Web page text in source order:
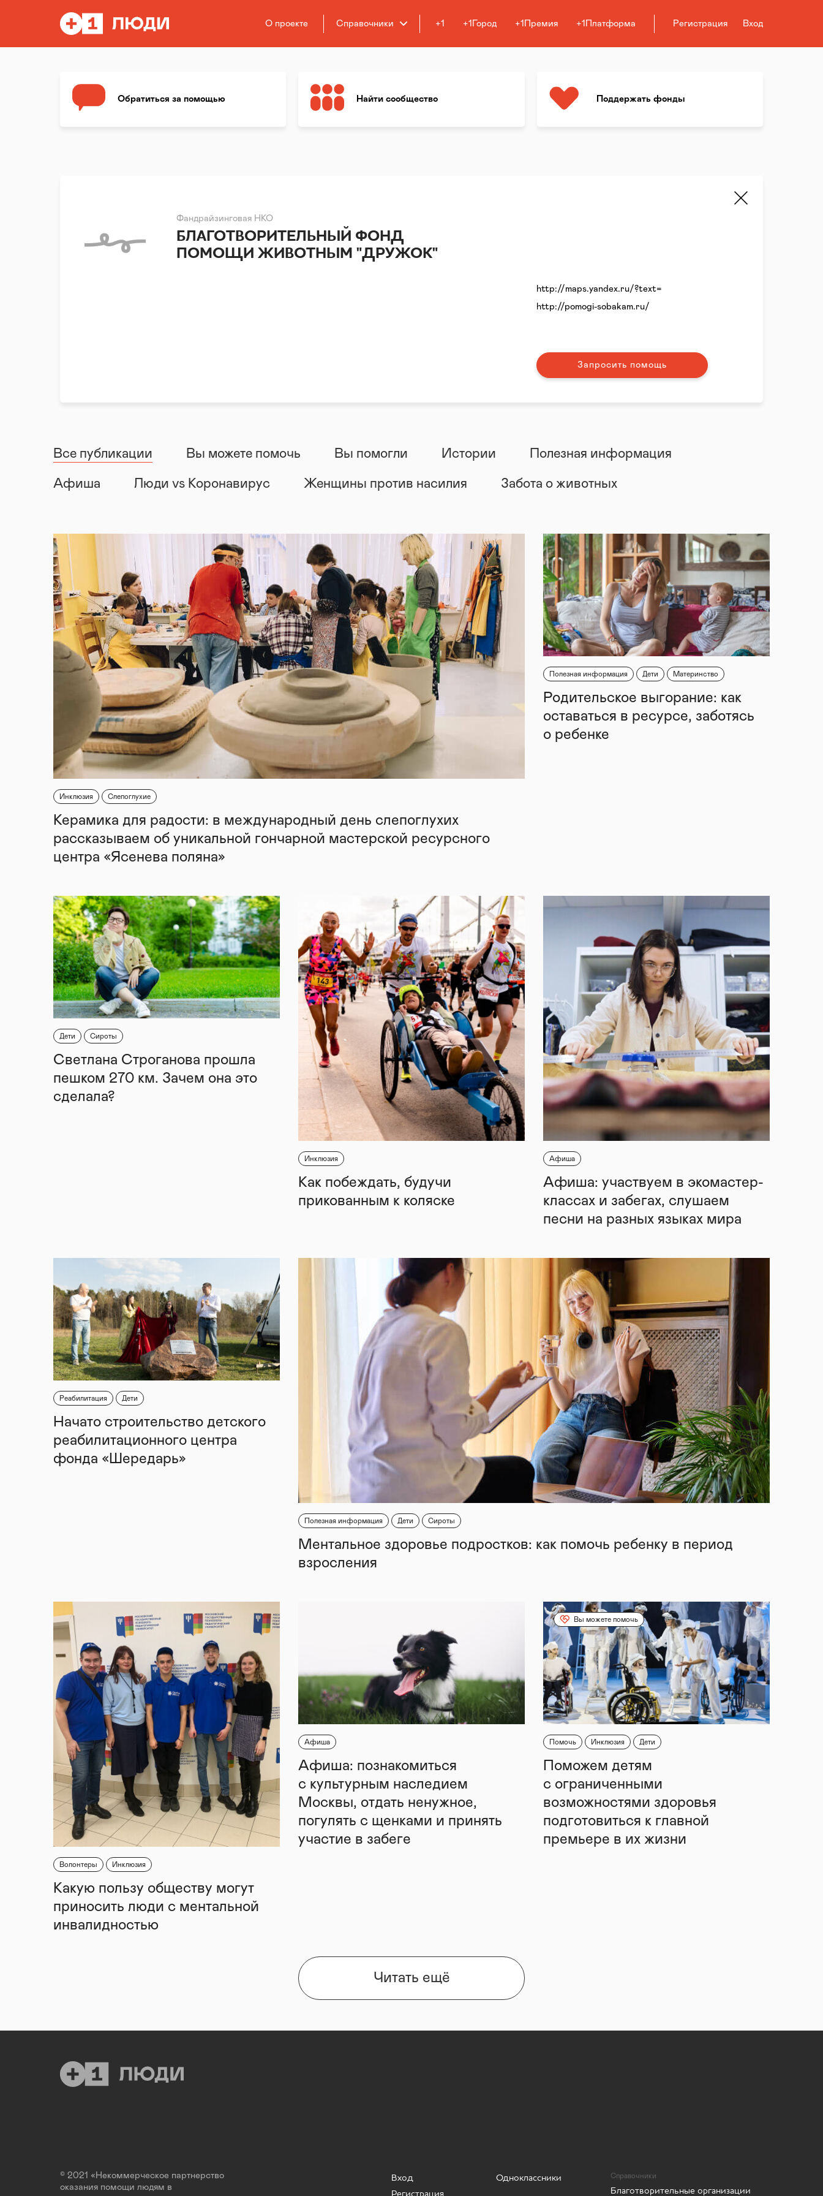
О проекте Справочники +1 +1Город +1Премия +1Платформа Регистрация Вход
Обратиться за помощью Найти сообщество Поддержать фонды
Фандрайзинговая НКО
БЛАГОТВОРИТЕЛЬНЫЙ ФОНД
ПОМОЩИ ЖИВОТНЫМ "ДРУЖОК"
http://maps.yandex.ru/?text=
http://pomogi-sobakam.ru/
Запросить помощь
Все публикации Вы можете помочь Вы помогли Истории Полезная информация
Афиша Люди vs Коронавирус Женщины против насилия Забота о животных
Инклюзия Слепоглухие
Керамика для радости: в международный день слепоглухих
рассказываем об уникальной гончарной мастерской ресурсного
центра «Ясенева поляна»
Полезная информация Дети Материнство
Родительское выгорание: как
оставаться в ресурсе, заботясь
о ребенке
Дети Сироты
Светлана Строганова прошла
пешком 270 км. Зачем она это
сделала?
Инклюзия
Как побеждать, будучи
прикованным к коляске
Афиша
Афиша: участвуем в экомастер-
классах и забегах, слушаем
песни на разных языках мира
Реабилитация Дети
Начато строительство детского
реабилитационного центра
фонда «Шередарь»
Полезная информация Дети Сироты
Ментальное здоровье подростков: как помочь ребенку в период
взросления
Волонтеры Инклюзия
Какую пользу обществу могут
приносить люди с ментальной
инвалидностью
Афиша
Афиша: познакомиться
с культурным наследием
Москвы, отдать ненужное,
погулять с щенками и принять
участие в забеге
Вы можете помочь
Помочь Инклюзия Дети
Поможем детям
с ограниченными
возможностями здоровья
подготовиться к главной
премьере в их жизни
Читать ещё
© 2021 «Некоммерческое партнерство
оказания помощи людям в
Вход
Регистрация
Одноклассники Справочники
Благотворительные организации